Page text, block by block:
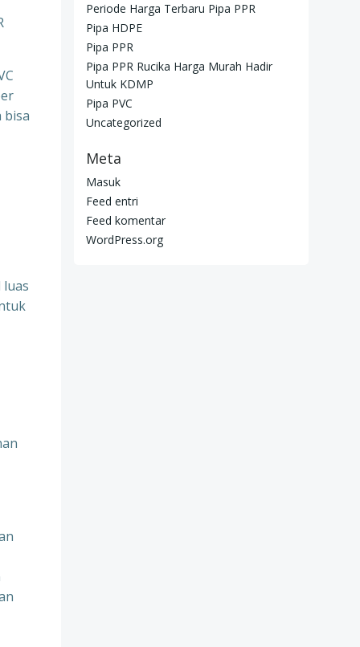
bisa
Periode Harga Terbaru Pipa PPR
Pipa HDPE
Pipa PPR
Pipa PPR Rucika Harga Murah Hadir
Untuk KDMP
Pipa PVC
Uncategorized
Meta
Masuk
Feed entri
Feed komentar
WordPress.org